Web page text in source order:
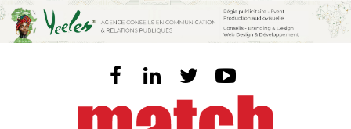
Aller
au
contenu